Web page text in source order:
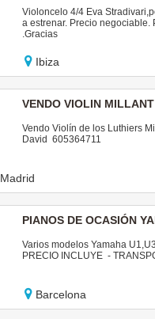
Violoncelo 4/4 Eva
a estrenar. Precio
.Gracias
Ibiza
VENDO VIOLIN MILLANT
Vendo Violín de los Luthiers
David 605364711
Madrid
PIANOS DE OCASIÓN
Varios modelos Yamaha
PRECIO INCLUYE -
Barcelona